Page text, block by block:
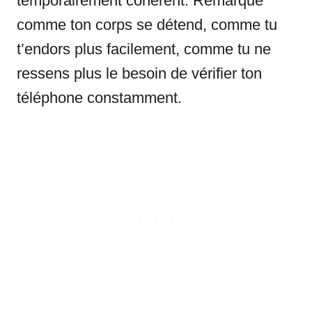
comme ton corps se détend, comme tu
t’endors plus facilement, comme tu ne
ressens plus le besoin de vérifier ton
téléphone constamment.